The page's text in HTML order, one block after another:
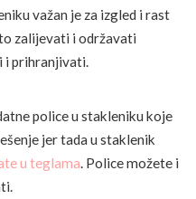
važan je za izgled i rast
zalijevati i održavati
i prihranjivati.
police u stakleniku koje
jer tada u staklenik
u teglama. Police možete i